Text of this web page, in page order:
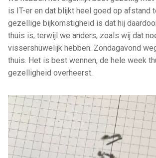
is IT-er en dat blijkt heel goed op afstand
gezellige bijkomstigheid is dat hij
thuis is, terwijl we anders, zoals wij dat
vissershuwelijk hebben. Zondagavond
thuis. Het is best wennen, de hele week
gezelligheid overheerst.